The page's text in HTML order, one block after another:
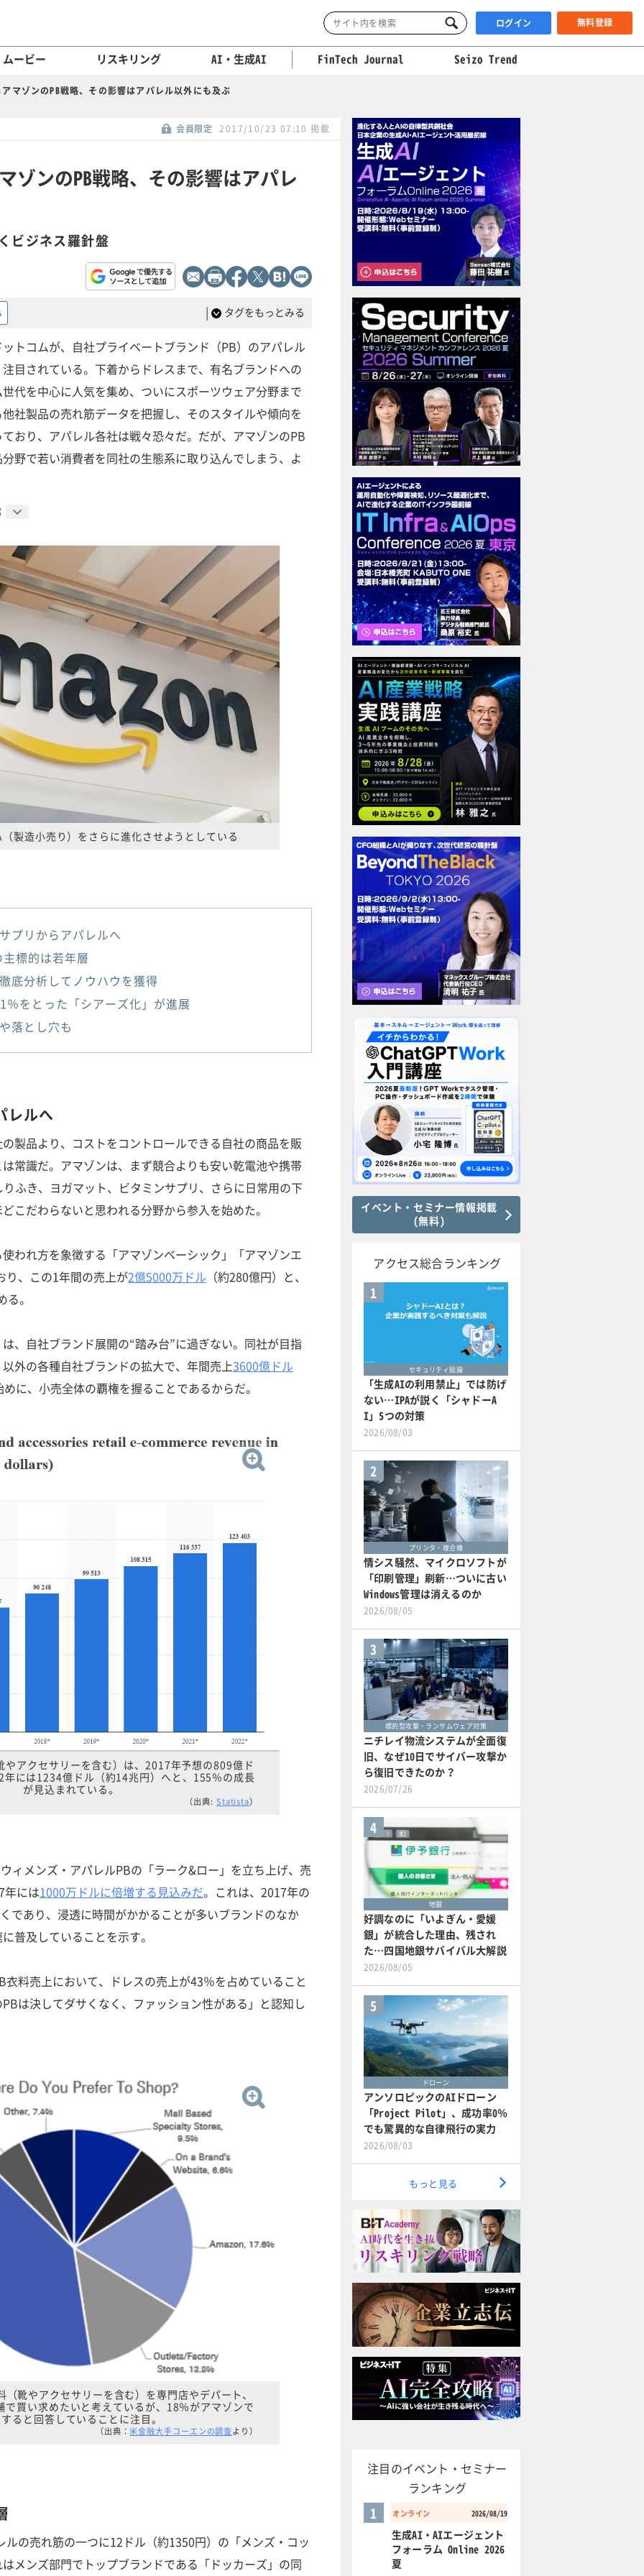
ログイン 無料登録
ムービー リスキリング AI・生成AI FinTech Journal Seizo Trend
マゾンのPB戦略、その影響はアパレル以外にも及ぶ
会員限定 2017/10/23 07:10 掲載
ゾンのPB戦略、その影響はアパレ
ビジネス羅針盤
| タグをもっとみる
トコムが、自社プライベートブランド（PB）のアパレル
目されている。下着からドレスまで、有名ブランドへの
代を中心に人気を集め、ついにスポーツウェア分野まで
社製品の売れ筋データを把握し、そのスタイルや傾向を
おり、アパレル各社は戦々恐々だ。だが、アマゾンのPB
野で若い消費者を同社の生態系に取り込んでしまう、よ
製造小売り）をさらに進化させようとしている
プリからアパレルへ
標的は若年層
底分析してノウハウを獲得
％をとった「シアーズ化」が進展
落とし穴も
レルへ
品より、コストをコントロールできる自社の商品を販
常識だ。アマゾンは、まず競合よりも安い乾電池や携帯
ふき、ヨガマット、ビタミンサプリ、さらに日常用の下
こだわらないと思われる分野から参入を始めた。
れ方を象徴する「アマゾンベーシック」「アマゾンエ
り、この1年間の売上が2億5000万ドル （約280億円）と、
。
自社ブランド展開の“踏み台”に過ぎない。同社が目指
外の各種自社ブランドの拡大で、年間売上3600億ドル
に、小売全体の覇権を握ることであるからだ。
やアクセサリーを含む）は、2017年予想の809億ド
には1234億ドル（約14兆円）へと、155％の成長
が見込まれている。
（出典: Statista）
メンズ・アパレルPBの「ラーク&ロー」を立ち上げ、売
年には1000万ドルに倍増する見込みだ。これは、2017年の
であり、浸透に時間がかかることが多いブランドのなか
普及していることを示す。
料売上において、ドレスの売上が43％を占めていること
は決してダサくなく、ファッション性がある」と認知し
靴やアクセサリーを含む）を専門店やデパート、
で買い求めたいと考えているが、18％がアマゾンで
ると回答していることに注目。
（出典：米金融大手コーエンの調査より）
の売れ筋の一つに12ドル（約1350円）の「メンズ・コッ
メンズ部門でトップブランドである「ドッカーズ」の同
イベント・セミナー情報掲載
(無料)
アクセス総合ランキング
1
セキュリティ総論
「生成AIの利用禁止」では防げ
ない…IPAが説く「シャドーA
I」5つの対策
2026/08/03
2
プリンタ・複合機
情シス騒然、マイクロソフトが
「印刷管理」刷新…ついに古い
Windows管理は消えるのか
2026/08/05
3
標的型攻撃・ランサムウェア対策
ニチレイ物流システムが全面復
旧、なぜ10日でサイバー攻撃か
ら復旧できたのか？
2026/07/26
4
地銀
好調なのに「いよぎん・愛媛
銀」が統合した理由、残され
た…四国地銀サバイバル大解説
2026/08/05
5
ドローン
アンソロピックのAIドローン
「Project Pilot」、成功率0％
でも驚異的な自律飛行の実力
2026/08/03
もっと見る
注目のイベント・セミナー
ランキング
オンライン 2026/08/19
1
生成AI・AIエージェント
フォーラム Online 2026
夏